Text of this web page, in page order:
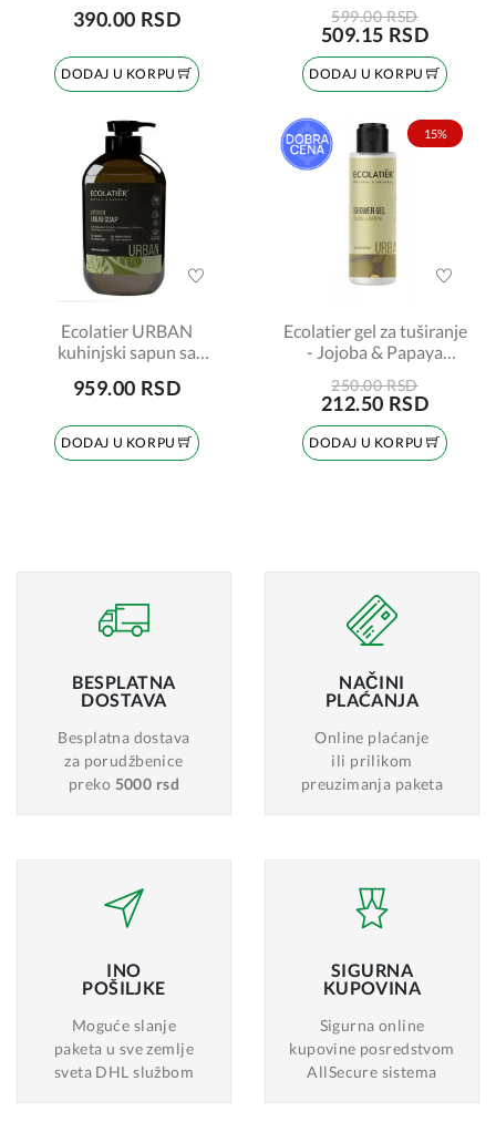
390.00 RSD
DODAJ U KORPU
Coconut 250ml
599.00 RSD
509.15 RSD
DODAJ U KORPU
Ecolatier URBAN
kuhinjski sapun sa
600ml
959.00 RSD
DODAJ U KORPU
15%
Ecolatier gel za tuširanje
- Jojoba & Papaya
250.00 RSD
212.50 RSD
DODAJ U KORPU
BESPLATNA
DOSTAVA
Besplatna dostava
za porudžbenice
preko 5000 rsd
NAČINI
PLAĆANJA
Online plaćanje
ili prilikom
preuzimanja paketa
INO
POŠILJKE
Moguće slanje
paketa u sve zemlje
sveta DHL službom
SIGURNA
KUPOVINA
Sigurna online
kupovine posredstvom
AllSecure sistema